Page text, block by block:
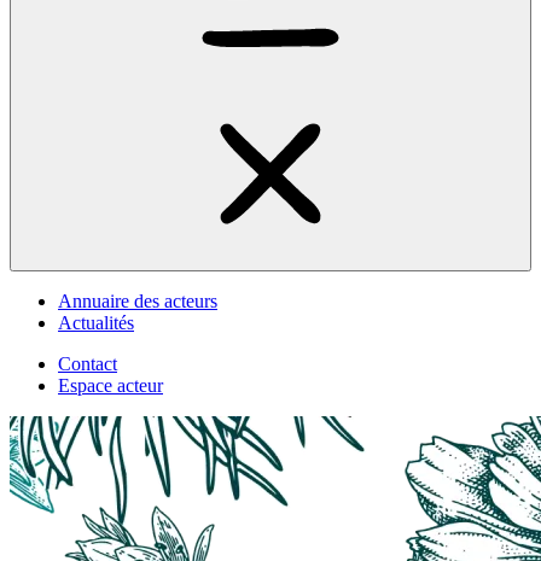
Annuaire des acteurs
Actualités
Contact
Espace acteur